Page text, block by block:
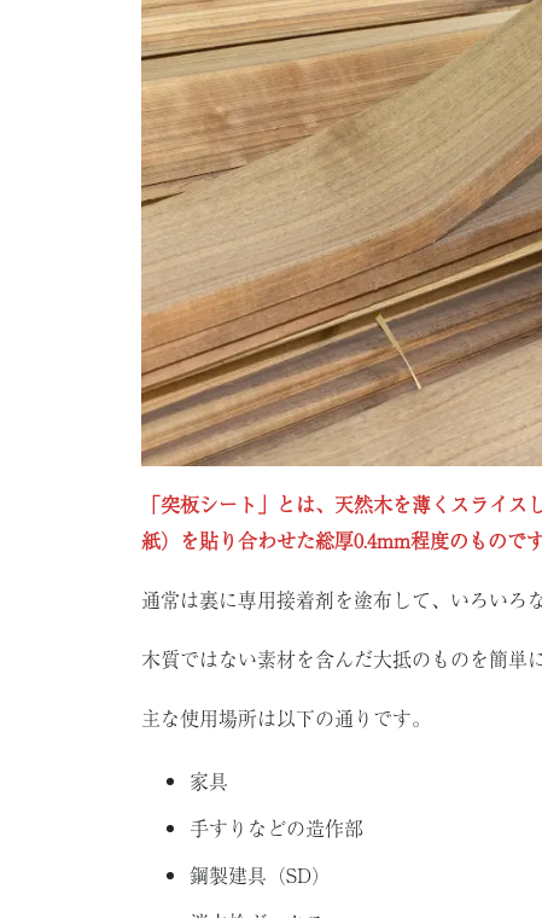
「突板シート」とは、天然木を薄くスライ
紙）を貼り合わせた総厚0.4mm程度のものです
通常は裏に専用接着剤を塗布して、いろいろ
木質ではない素材を含んだ大抵のものを簡単
主な使用場所は以下の通りです。
家具
手すりなどの造作部
鋼製建具（SD）